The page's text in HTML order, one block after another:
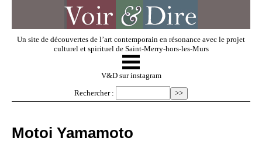
Un site de découvertes de l’art contemporain en résonance avec le projet
culturel et spirituel de Saint-Merry-hors-les-Murs
V & D
☰
V&D sur instagram
Rechercher :
Motoi Yamamoto